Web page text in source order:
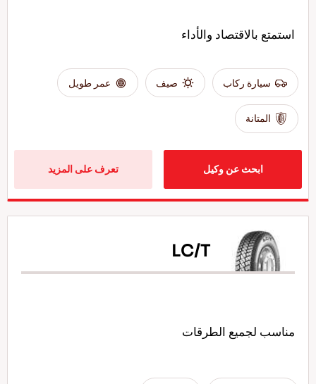
استمتع بالاقتصاد والأداء
سيارة ركاب صيف عمر طويل
المتانة
ابحث عن وكيل تعرف على المزيد
LC/T
مناسب لجميع الطرقات